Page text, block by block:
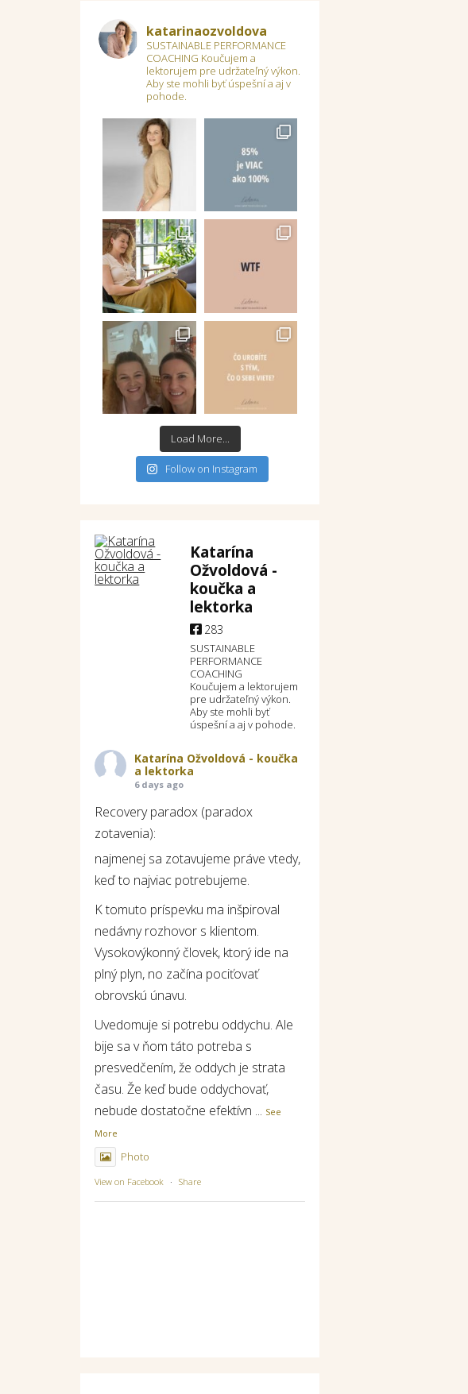
katarinaozvoldova
SUSTAINABLE PERFORMANCE
COACHING Koučujem a
lektorujem pre udržateľný výkon.
Aby ste mohli byť úspešní a aj v
pohode.
Load More...
Follow on Instagram
Katarína
Ožvoldová -
koučka a
lektorka
283
SUSTAINABLE
PERFORMANCE
COACHING
Koučujem a lektorujem
pre udržateľný výkon.
Aby ste mohli byť
úspešní a aj v pohode.
Katarína Ožvoldová - koučka
a lektorka
6 days ago
Recovery paradox (paradox
zotavenia):
najmenej sa zotavujeme práve vtedy,
keď to najviac potrebujeme.
K tomuto príspevku ma inšpiroval
nedávny rozhovor s klientom.
Vysokovýkonný človek, ktorý ide na
plný plyn, no začína pociťovať
obrovskú únavu.
Uvedomuje si potrebu oddychu. Ale
bije sa v ňom táto potreba s
presvedčením, že oddych je strata
času. Že keď bude oddychovať,
nebude dostatočne efektívn ... See
More
Photo
View on Facebook · Share